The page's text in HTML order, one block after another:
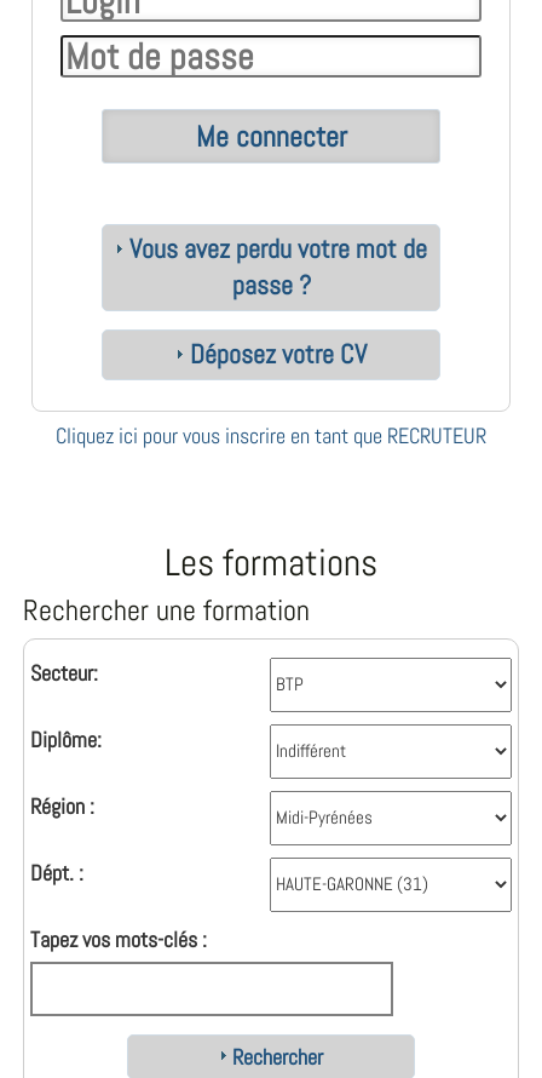
Vous avez perdu votre mot de
passe ?
Déposez votre CV
Cliquez ici pour vous inscrire en tant que RECRUTEUR
Les formations
Rechercher une formation
Secteur:
Diplôme:
Région :
Dépt. :
Tapez vos mots-clés :
Rechercher